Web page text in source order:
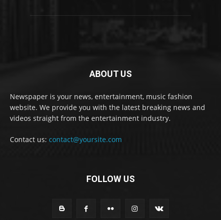
ABOUT US
Newspaper is your news, entertainment, music fashion
website. We provide you with the latest breaking news and
videos straight from the entertainment industry.
Contact us: contact@yoursite.com
FOLLOW US